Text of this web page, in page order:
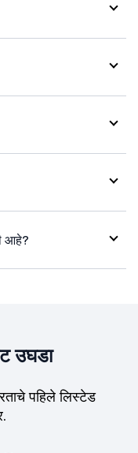
आहे?
उघडा
पहिले लिस्टेड